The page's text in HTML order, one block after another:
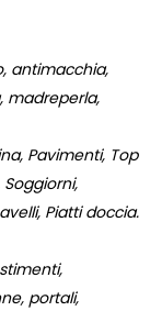
antimacchia,
madreperla,
Pavimenti, Top
Piatti doccia.
portali,